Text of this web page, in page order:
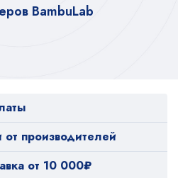
BambuLab
от производителей
от 10 000₽